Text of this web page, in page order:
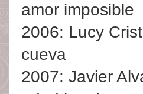
amor imposible
2006: Lucy
cueva
2007: Javier